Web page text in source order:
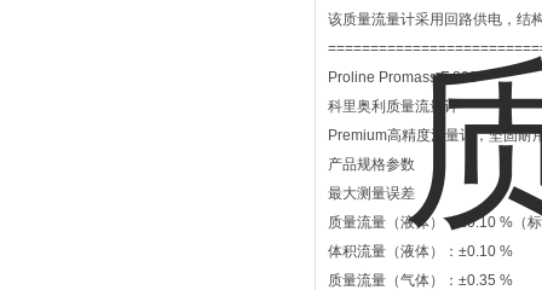
该质量流量计采用回路供电，结
Proline Promass F 300
科里奥利质量流量计
Premium高精度流量计，坚固耐
产品规格参数
最大测量误差
质量流量（液体）：±0.10 %（
体积流量（液体）：±0.10 %
质量流量（气体）：±0.35 %